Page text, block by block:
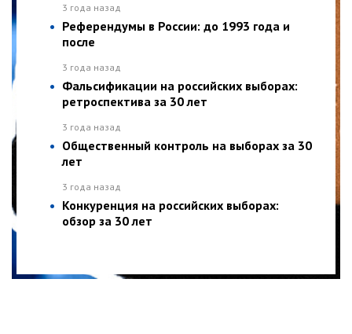
3 года назад
Референдумы в России: до 1993 года и
после
3 года назад
Фальсификации на российских выборах:
ретроспектива за 30 лет
3 года назад
Общественный контроль на выборах за 30
лет
3 года назад
Конкуренция на российских выборах:
обзор за 30 лет